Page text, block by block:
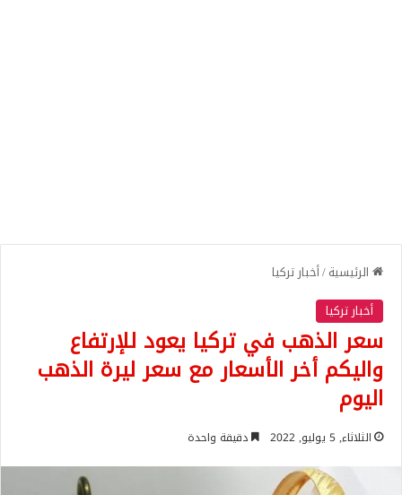
الرئيسية/أخبار تركيا
أخبار تركيا
سعر الذهب في تركيا يعود للإرتفاع
واليكم أخر الأسعار مع سعر ليرة الذهب
اليوم
الثلاثاء, 5 يوليو, 2022 دقيقة واحدة